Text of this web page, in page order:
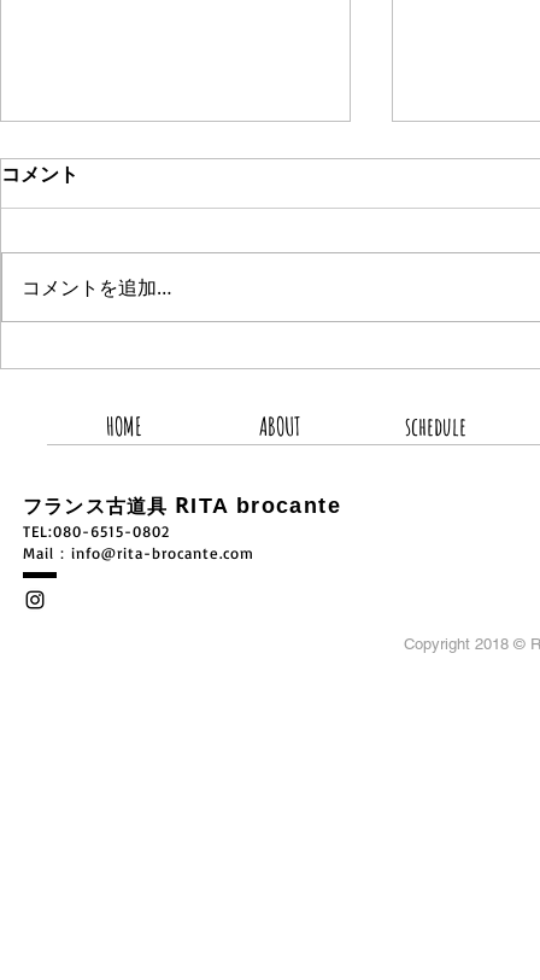
コメント
コメントを追加…
HOME ABOUT schedule
フランス古道具 RITA brocante
TEL:080-6515-0802
​Mail：info@rita-brocante.com
Copyright 2018 ©